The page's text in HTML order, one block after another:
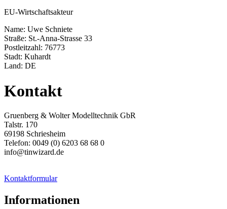
EU-Wirtschaftsakteur
Name: Uwe Schniete
Straße: St.-Anna-Strasse 33
Postleitzahl: 76773
Stadt: Kuhardt
Land: DE
Kontakt
Gruenberg & Wolter Modelltechnik GbR
Talstr. 170
69198 Schriesheim
Telefon: 0049 (0) 6203 68 68 0
info@tinwizard.de
Kontaktformular
Informationen